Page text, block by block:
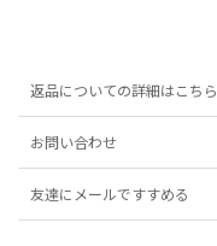
返品についての詳細はこちら
お問い合わせ
友達にメールですすめる